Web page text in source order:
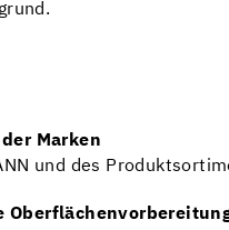
Marken
und des